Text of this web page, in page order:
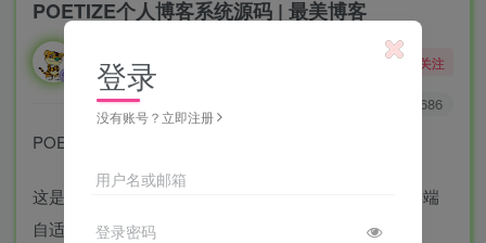
POETIZE个人博客系统源码 | 最美博客
酒醒只在花前坐，酒醉还来花下眠。
关注
686
POETIZE个人博客系统源码 | 最美博客
这是一个 SpringBoot + Vue2 + Vue3 的产物，支持移动端
自适应，配有完备的前台和后台管理功能。
登录
没有账号？立即注册
用户名或邮箱
登录密码